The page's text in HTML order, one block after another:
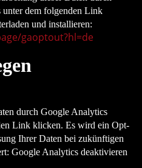
unter dem folgenden Link
und installieren:
gaoptout?hl=de
durch Google Analytics
Link klicken. Es wird ein Opt-
Ihrer Daten bei zukünftigen
Google Analytics deaktivieren